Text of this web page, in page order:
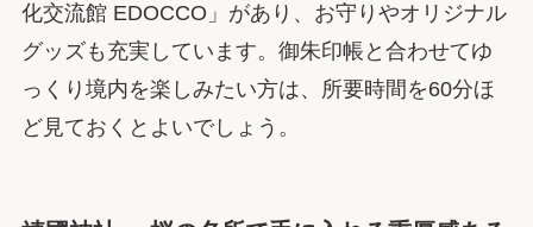
化交流館 EDOCCO」があり、お守りやオリジナル
グッズも充実しています。御朱印帳と合わせてゆ
っくり境内を楽しみたい方は、所要時間を60分ほ
ど見ておくとよいでしょう。